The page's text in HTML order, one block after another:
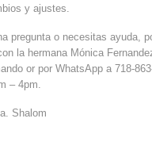
y ajustes.
pregunta o necesitas ayuda,
la hermana Mónica
or por WhatsApp a 718-
– 4pm.
Shalom